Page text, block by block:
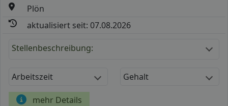
Plön
aktualisiert seit: 07.08.2026
Stellenbeschreibung:
Arbeitszeit Gehalt
mehr Details